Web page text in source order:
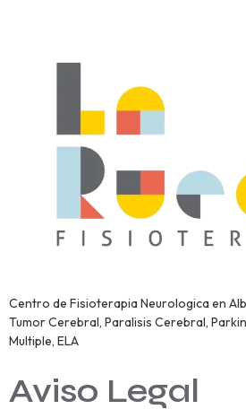
Centro de Fisioterapia Neurologica en
Tumor Cerebral, Paralisis Cerebral,
Multiple, ELA
Aviso Legal